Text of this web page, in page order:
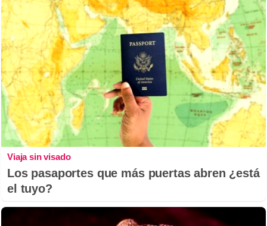
Viaja sin visado
Los pasaportes que más puertas abren ¿está
el tuyo?